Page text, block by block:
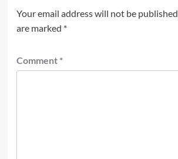
Your email address will not be published.
are marked *
Comment *